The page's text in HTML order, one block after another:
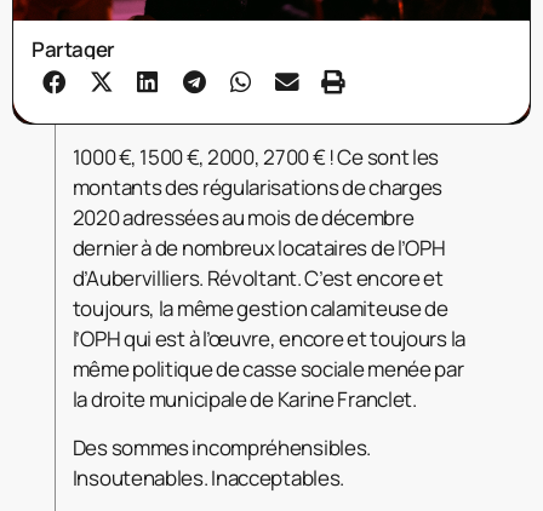
Partager
1000 €, 1500 €, 2000, 2700 € ! Ce sont les
montants des régularisations de charges
2020 adressées au mois de décembre
dernier à de nombreux locataires de l’OPH
d’Aubervilliers. Révoltant. C’est encore et
toujours, la même gestion calamiteuse de
l’OPH qui est à l’œuvre, encore et toujours la
même politique de casse sociale menée par
la droite municipale de Karine Franclet.
Des sommes incompréhensibles.
Insoutenables.Inacceptables.